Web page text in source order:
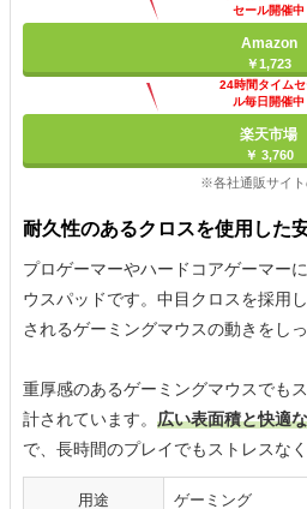
セール開催中
Amazon
￥1,723
24時間タイム
ル毎日開催中
楽天市場
￥ 3,760
※各社通販サイト
耐久性のあるクロスを使用した
プロゲーマーやハードコアゲーマー
ウスパッドです。中目クロスを採用
されるゲーミングマウスの動きをし
重厚感のあるゲーミングマウスでも
計されています。 広い表面積と快適
で、長時間のプレイでもストレスな
用途 ゲーミング